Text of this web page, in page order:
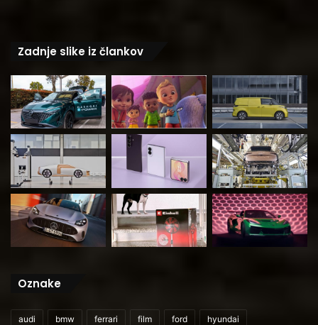
Zadnje slike iz člankov
Oznake
audi bmw ferrari film ford hyundai